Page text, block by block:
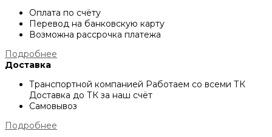
Оплата по счёту
Перевод на банковскую карту
Возможна рассрочка платежа
Подробнее
Доставка
Транспортной компанией Работаем со всеми ТК
Доставка до ТК за наш счёт
Самовывоз
Подробнее